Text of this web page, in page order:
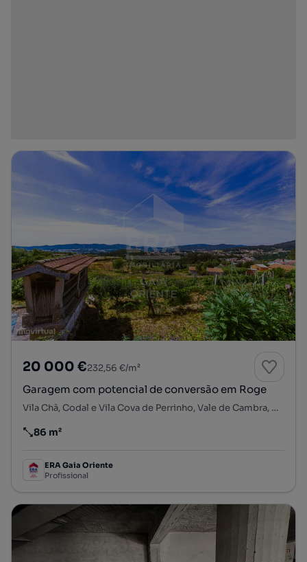
20 000 €232,56 €/m²
Garagem com potencial de conversão em Roge
Vila Chã, Codal e Vila Cova de Perrinho, Vale de Cambra, Aveiro
Preço por metro quadrado
86 m²
ERA Gaia Oriente
Profissional